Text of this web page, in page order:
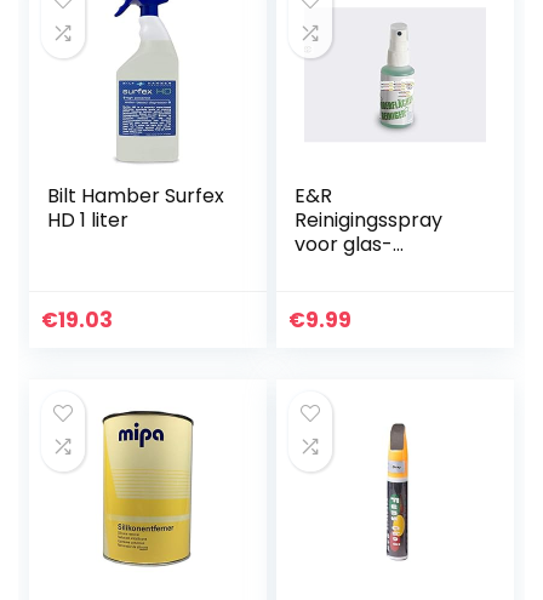
Bilt Hamber Surfex
HD 1 liter
€19.03
E&R
Reinigingsspray
voor glas-
schoolbordfolie
€9.99